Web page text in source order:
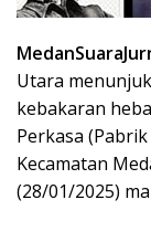
Utara
kebakaran
Perkasa (Pabrik
Kecamatan
(28/01/2025)